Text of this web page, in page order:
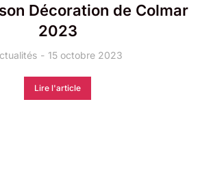
Décoration de Colmar
2023
15 octobre 2023
Lire l'article